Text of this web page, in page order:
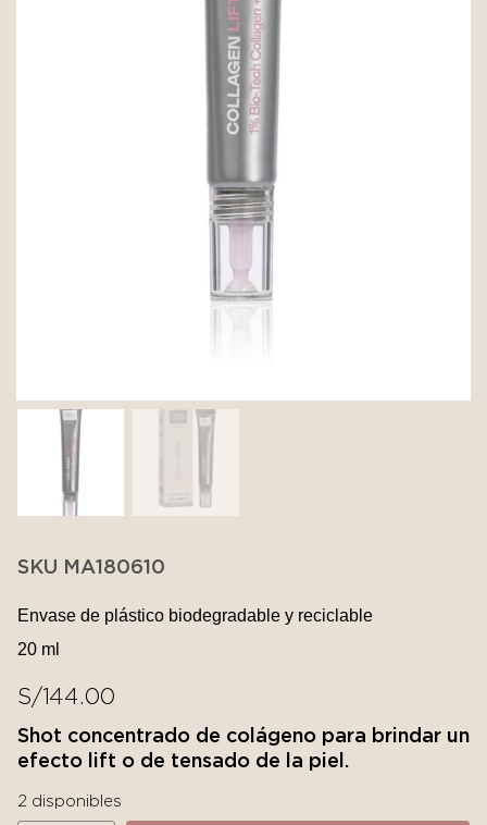
SKU MA180610
Envase de plástico biodegradable y reciclable
20 ml
S/144.00
Shot concentrado de colágeno para brindar un
efecto lift o de tensado de la piel.
2 disponibles